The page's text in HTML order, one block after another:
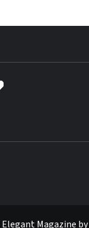
Elegant Magazine by